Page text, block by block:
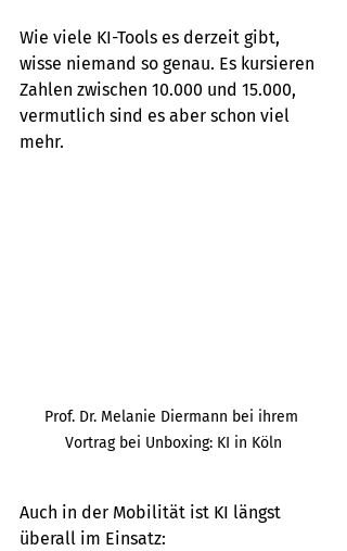
Wie viele KI-Tools es derzeit gibt,
wisse niemand so genau. Es kursieren
Zahlen zwischen 10.000 und 15.000,
vermutlich sind es aber schon viel
mehr.
Prof. Dr. Melanie Diermann bei ihrem
Vortrag bei Unboxing: KI in Köln
Auch in der Mobilität ist KI längst
überall im Einsatz: